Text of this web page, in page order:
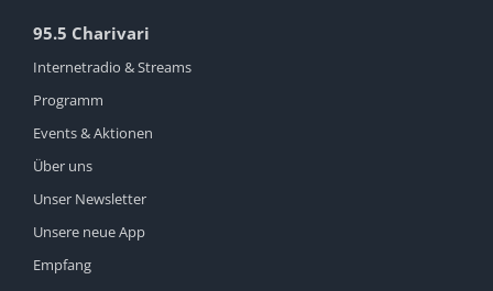
95.5 Charivari
Internetradio & Streams
Programm
Events & Aktionen
Über uns
Unser Newsletter
Unsere neue App
Empfang